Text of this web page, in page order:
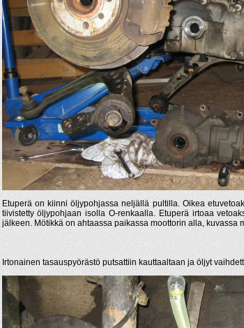
Etuperä on kiinni öljypohjassa neljällä pultilla. Oikea
tiivistetty öljypohjaan isolla O-renkaalla. Etuperä irtoaa
jälkeen. Mötikkä on ahtaassa paikassa moottorin alla, kuvassa
Irtonainen tasauspyörästö putsattiin kauttaaltaan ja öljyt